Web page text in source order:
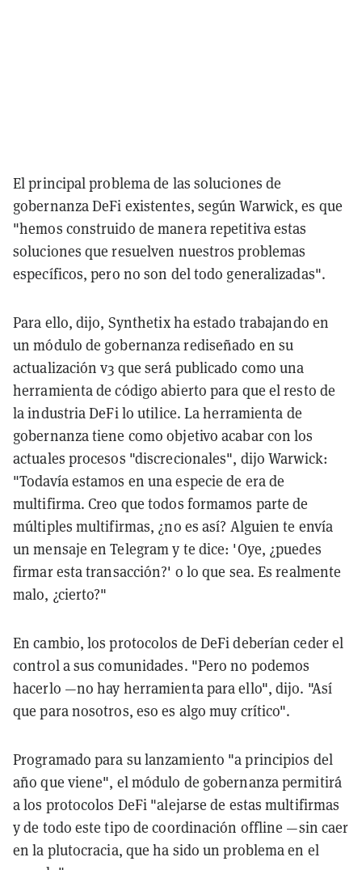
El principal problema de las soluciones de
gobernanza DeFi existentes, según Warwick, es que
"hemos construido de manera repetitiva estas
soluciones que resuelven nuestros problemas
específicos, pero no son del todo generalizadas".
Para ello, dijo, Synthetix ha estado trabajando en
un módulo de gobernanza rediseñado en su
actualización v3 que será publicado como una
herramienta de código abierto para que el resto de
la industria DeFi lo utilice. La herramienta de
gobernanza tiene como objetivo acabar con los
actuales procesos "discrecionales", dijo Warwick:
"Todavía estamos en una especie de era de
multifirma. Creo que todos formamos parte de
múltiples multifirmas, ¿no es así? Alguien te envía
un mensaje en Telegram y te dice: 'Oye, ¿puedes
firmar esta transacción?' o lo que sea. Es realmente
malo, ¿cierto?"
En cambio, los protocolos de DeFi deberían ceder el
control a sus comunidades. "Pero no podemos
hacerlo —no hay herramienta para ello", dijo. "Así
que para nosotros, eso es algo muy crítico".
Programado para su lanzamiento "a principios del
año que viene", el módulo de gobernanza permitirá
a los protocolos DeFi "alejarse de estas multifirmas
y de todo este tipo de coordinación offline —sin caer
en la plutocracia, que ha sido un problema en el